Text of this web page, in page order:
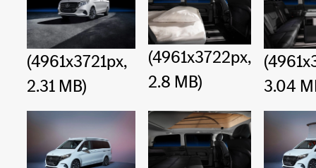
(4961x3721px,
2.31 MB)
(4961x3722px,
2.8 MB)
3.04